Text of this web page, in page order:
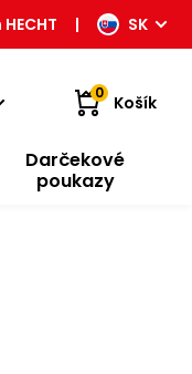
| SK
0 Košík
Darčekové
poukazy